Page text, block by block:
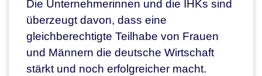
Die Unternehmerinnen und die IHKs sind
überzeugt davon, dass eine
gleichberechtigte Teilhabe von Frauen
und Männern die deutsche Wirtschaft
stärkt und noch erfolgreicher macht.